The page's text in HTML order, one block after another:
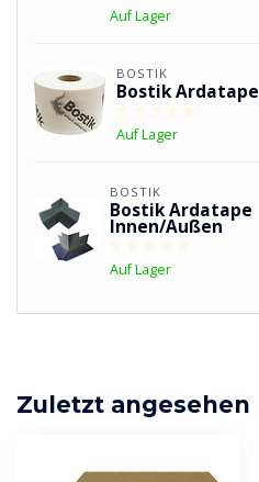
Auf Lager
BOSTIK
Bostik Ardatape
Auf Lager
BOSTIK
Bostik Ardatape
Innen/Außen
Auf Lager
Zuletzt angesehen